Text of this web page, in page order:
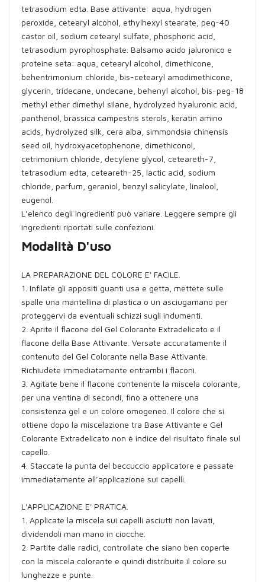
tetrasodium edta. Base attivante: aqua, hydrogen
peroxide, cetearyl alcohol, ethylhexyl stearate, peg-40
castor oil, sodium cetearyl sulfate, phosphoric acid,
tetrasodium pyrophosphate. Balsamo acido jaluronico e
proteine seta: aqua, cetearyl alcohol, dimethicone,
behentrimonium chloride, bis-cetearyl amodimethicone,
glycerin, tridecane, undecane, behenyl alcohol, bis-peg-18
methyl ether dimethyl silane, hydrolyzed hyaluronic acid,
panthenol, brassica campestris sterols, keratin amino
acids, hydrolyzed silk, cera alba, simmondsia chinensis
seed oil, hydroxyacetophenone, dimethiconol,
cetrimonium chloride, decylene glycol, ceteareth-7,
tetrasodium edta, ceteareth-25, lactic acid, sodium
chloride, parfum, geraniol, benzyl salicylate, linalool,
eugenol.
L’elenco degli ingredienti può variare. Leggere sempre gli
ingredienti riportati sulle confezioni.
Modalità D'uso
LA PREPARAZIONE DEL COLORE E' FACILE.
1. Infilate gli appositi guanti usa e getta, mettete sulle
spalle una mantellina di plastica o un asciugamano per
proteggervi da eventuali schizzi sugli indumenti.
2. Aprite il flacone del Gel Colorante Extradelicato e il
flacone della Base Attivante. Versate accuratamente il
contenuto del Gel Colorante nella Base Attivante.
Richiudete immediatamente entrambi i flaconi.
3. Agitate bene il flacone contenente la miscela colorante,
per una ventina di secondi, fino a ottenere una
consistenza gel e un colore omogeneo. Il colore che si
ottiene dopo la miscelazione tra Base Attivante e Gel
Colorante Extradelicato non è indice del risultato finale sul
capello.
4. Staccate la punta del beccuccio applicatore e passate
immediatamente all’applicazione sui capelli.
L'APPLICAZIONE E' PRATICA.
1. Applicate la miscela sui capelli asciutti non lavati,
dividendoli man mano in ciocche.
2. Partite dalle radici, controllate che siano ben coperte
con la miscela colorante e quindi distribuite il colore su
lunghezze e punte.